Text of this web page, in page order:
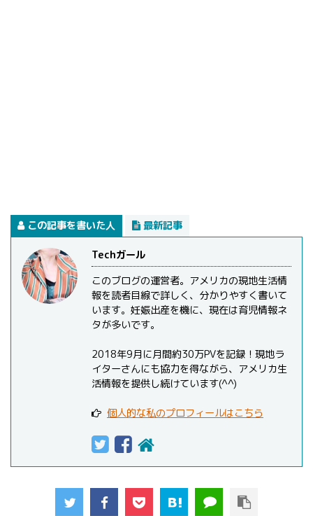
この記事を書いた人 最新記事
Techガール
このブログの運営者。アメリカの現地生活情
報を読者目線で詳しく、分かりやすく書いて
います。妊娠出産を機に、現在は育児情報ネ
タが多いです。
2018年9月に月間約30万PVを記録！現地ラ
イターさんにも協力を得ながら、アメリカ生
活情報を提供し続けています(^^)
個人的な私のプロフィールはこちら